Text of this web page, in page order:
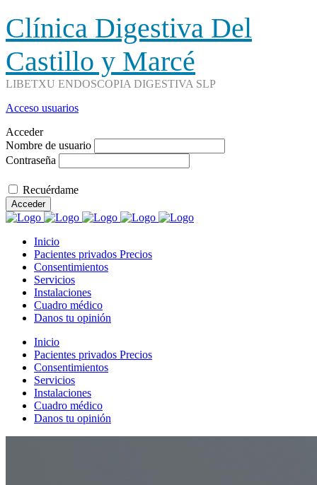
Clínica Digestiva Del
Castillo y Marcé
LIBETXU ENDOSCOPIA DIGESTIVA SLP
Acceso usuarios
Acceder
Nombre de usuario
Contraseña
Recuérdame
Acceder
Inicio
Pacientes privados Precios
Consentimientos
Servicios
Instalaciones
Cuadro médico
Danos tu opinión
Inicio
Pacientes privados Precios
Consentimientos
Servicios
Instalaciones
Cuadro médico
Danos tu opinión